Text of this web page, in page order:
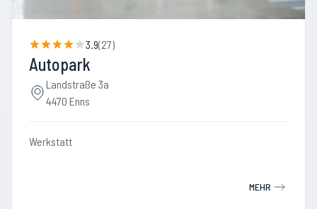
3.9(27)
Autopark
Landstraße 3a
4470 Enns
Werkstatt
MEHR